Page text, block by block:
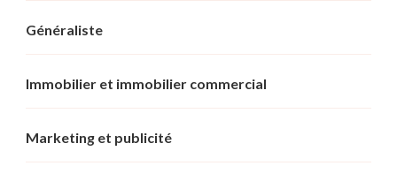
Généraliste
Immobilier et immobilier commercial
Marketing et publicité